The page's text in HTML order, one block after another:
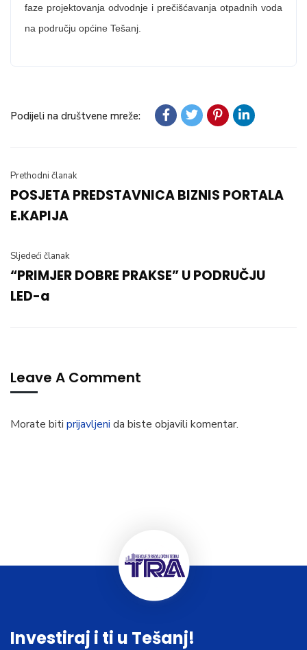
faze projektovanja odvodnje i prečišćavanja otpadnih voda
na području općine Tešanj.
Podijeli na društvene mreže:
Prethodni članak
POSJETA PREDSTAVNICA BIZNIS PORTALA
E.KAPIJA
Sljedeći članak
“PRIMJER DOBRE PRAKSE” U PODRUČJU
LED-a
Leave A Comment
Morate biti prijavljeni da biste objavili komentar.
Investiraj i ti u Tešanj!